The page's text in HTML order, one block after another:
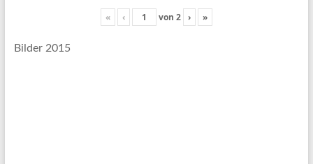
« ‹ von 2 › »
Bilder 2015